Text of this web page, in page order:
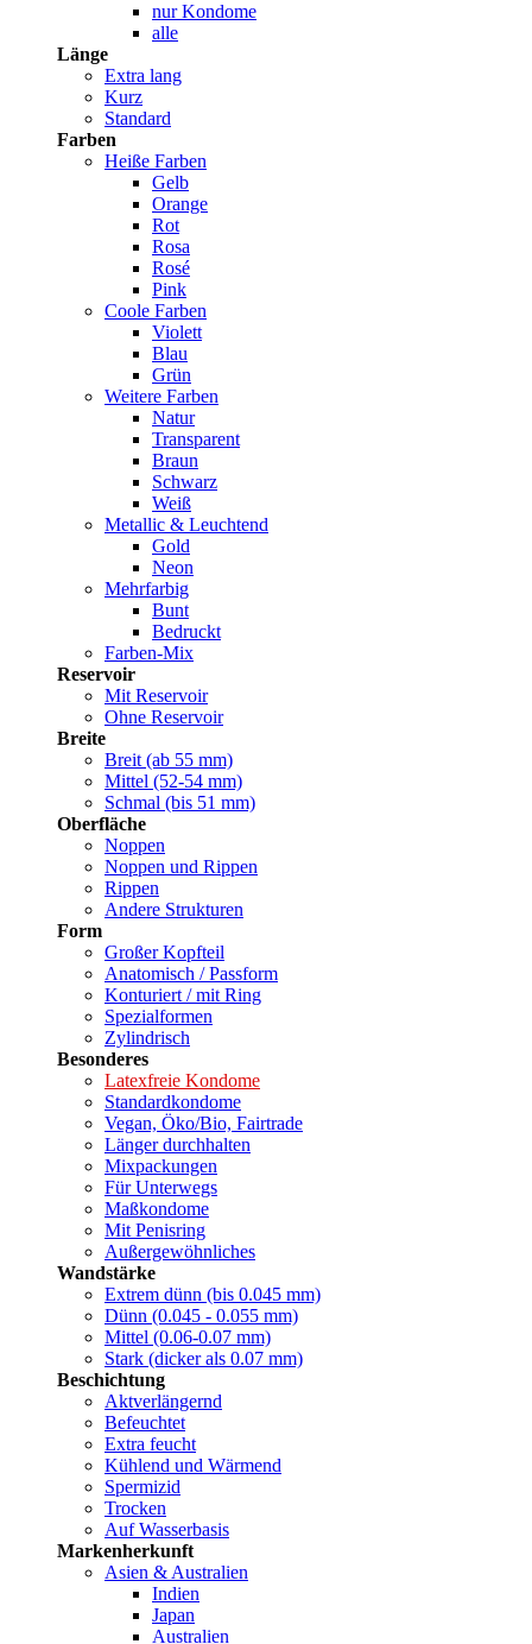
nur Kondome
alle
Länge
Extra lang
Kurz
Standard
Farben
Heiße Farben
Gelb
Orange
Rot
Rosa
Rosé
Pink
Coole Farben
Violett
Blau
Grün
Weitere Farben
Natur
Transparent
Braun
Schwarz
Weiß
Metallic & Leuchtend
Gold
Neon
Mehrfarbig
Bunt
Bedruckt
Farben-Mix
Reservoir
Mit Reservoir
Ohne Reservoir
Breite
Breit (ab 55 mm)
Mittel (52-54 mm)
Schmal (bis 51 mm)
Oberfläche
Noppen
Noppen und Rippen
Rippen
Andere Strukturen
Form
Großer Kopfteil
Anatomisch / Passform
Konturiert / mit Ring
Spezialformen
Zylindrisch
Besonderes
Latexfreie Kondome
Standardkondome
Vegan, Öko/Bio, Fairtrade
Länger durchhalten
Mixpackungen
Für Unterwegs
Maßkondome
Mit Penisring
Außergewöhnliches
Wandstärke
Extrem dünn (bis 0.045 mm)
Dünn (0.045 - 0.055 mm)
Mittel (0.06-0.07 mm)
Stark (dicker als 0.07 mm)
Beschichtung
Aktverlängernd
Befeuchtet
Extra feucht
Kühlend und Wärmend
Spermizid
Trocken
Auf Wasserbasis
Markenherkunft
Asien & Australien
Indien
Japan
Australien